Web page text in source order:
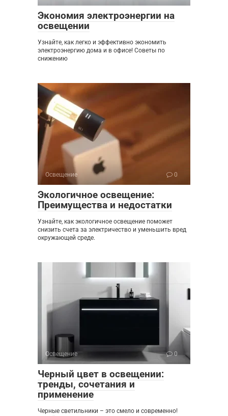
Экономия электроэнергии на
освещении
Узнайте, как легко и эффективно экономить
электроэнергию дома и в офисе! Советы по
снижению
Освещение 0
Экологичное освещение:
Преимущества и недостатки
Узнайте, как экологичное освещение поможет
снизить счета за электричество и уменьшить вред
окружающей среде.
Освещение 0
Черный цвет в освещении:
тренды, сочетания и
применение
Черные светильники – это смело и современно!